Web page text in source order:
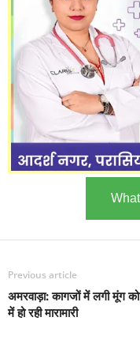
Previous article
अमरवाड़ा: कागजों में लगी मूंग
में हो रही मारामारी